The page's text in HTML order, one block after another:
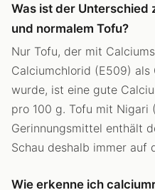
Was ist der Unterschied
und normalem Tofu?
Nur Tofu, der mit
Calciumchlorid (E509)
wurde, ist eine gute
pro 100 g. Tofu mit Nigari
Gerinnungsmittel enthält
Schau deshalb immer auf
Wie erkenne ich